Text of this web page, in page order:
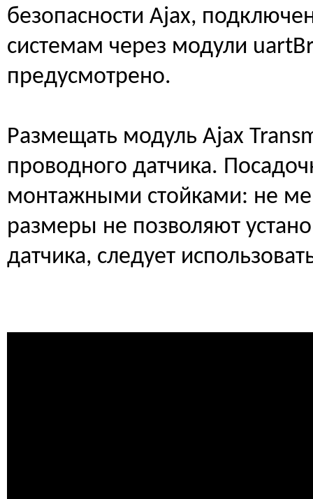
безопасности Ajax,
системам через модули
предусмотрено.
Размещать модуль Ajax
проводного датчика.
монтажными стойками: не
размеры не позволяют
датчика, следует